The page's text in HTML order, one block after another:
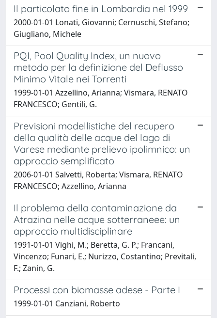
Il particolato fine in Lombardia nel 1999
2000-01-01 Lonati, Giovanni; Cernuschi, Stefano;
Giugliano, Michele
PQI, Pool Quality Index, un nuovo
metodo per la definizione del Deflusso
Minimo Vitale nei Torrenti
1999-01-01 Azzellino, Arianna; Vismara, RENATO
FRANCESCO; Gentili, G.
Previsioni modellistiche del recupero
della qualità delle acque del lago di
Varese mediante prelievo ipolimnico: un
approccio semplificato
2006-01-01 Salvetti, Roberta; Vismara, RENATO
FRANCESCO; Azzellino, Arianna
Il problema della contaminazione da
Atrazina nelle acque sotterraneee: un
approccio multidisciplinare
1991-01-01 Vighi, M.; Beretta, G. P.; Francani,
Vincenzo; Funari, E.; Nurizzo, Costantino; Previtali,
F.; Zanin, G.
Processi con biomasse adese - Parte I
1999-01-01 Canziani, Roberto